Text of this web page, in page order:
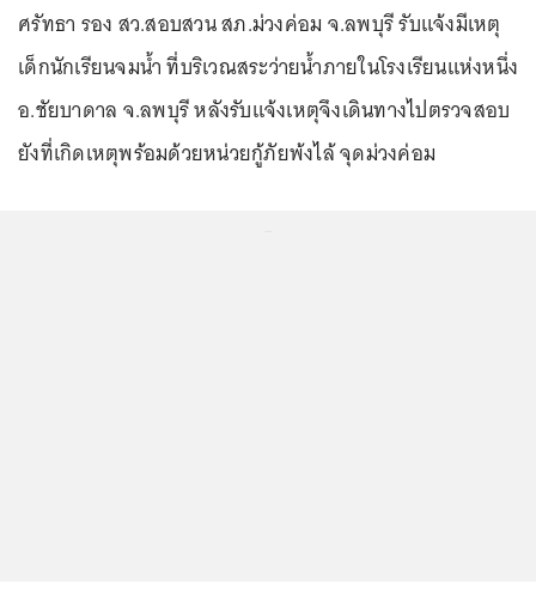
ศรัทธา รอง สว.สอบสวน สภ.ม่วงค่อม จ.ลพบุรี รับแจ้งมีเหตุ
เด็กนักเรียนจมน้ำ ที่บริเวณสระว่ายน้ำภายในโรงเรียนแห่งหนึ่ง
อ.ชัยบาดาล จ.ลพบุรี หลังรับแจ้งเหตุจึงเดินทางไปตรวจสอบ
ยังที่เกิดเหตุพร้อมด้วยหน่วยกู้ภัยพ้งไล้ จุดม่วงค่อม